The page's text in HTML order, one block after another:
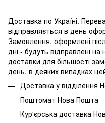
Доставка по Україні.
відправляється в день
Замовлення, оформлені
дні - будуть відправлені
доставки для більшості
день, в деяких випадках
Доставка у відділення
Поштомат Нова Пошта
Кур'єрська доставка